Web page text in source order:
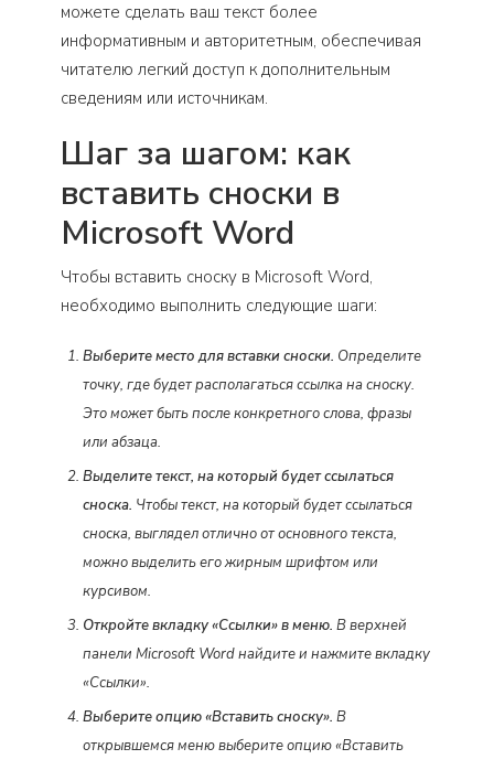
можете сделать ваш текст более
информативным и авторитетным, обеспечивая
читателю легкий доступ к дополнительным
сведениям или источникам.
Шаг за шагом: как
вставить сноски в
Microsoft Word
Чтобы вставить сноску в Microsoft Word,
необходимо выполнить следующие шаги:
Выберите место для вставки сноски. Определите
точку, где будет располагаться ссылка на сноску.
Это может быть после конкретного слова, фразы
или абзаца.
Выделите текст, на который будет ссылаться
сноска. Чтобы текст, на который будет ссылаться
сноска, выглядел отлично от основного текста,
можно выделить его жирным шрифтом или
курсивом.
Откройте вкладку «Ссылки» в меню. В верхней
панели Microsoft Word найдите и нажмите вкладку
«Ссылки».
Выберите опцию «Вставить сноску». В
открывшемся меню выберите опцию «Вставить